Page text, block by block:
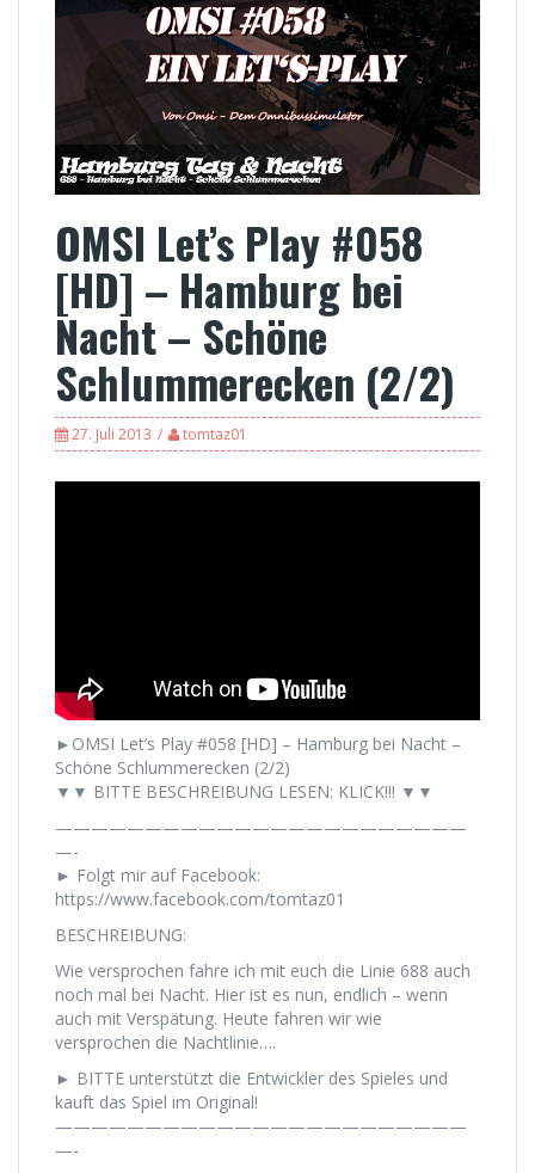
OMSI Let’s Play #058
[HD] – Hamburg bei
Nacht – Schöne
Schlummerecken (2/2)
27. Juli 2013 tomtaz01
►OMSI Let’s Play #058 [HD] – Hamburg bei Nacht –
Schöne Schlummerecken (2/2)
▼▼ BITTE BESCHREIBUNG LESEN: KLICK!!! ▼▼
———————————————————————
—-
► Folgt mir auf Facebook:
https://www.facebook.com/tomtaz01
BESCHREIBUNG:
Wie versprochen fahre ich mit euch die Linie 688 auch
noch mal bei Nacht. Hier ist es nun, endlich – wenn
auch mit Verspätung. Heute fahren wir wie
versprochen die Nachtlinie….
► BITTE unterstützt die Entwickler des Spieles und
kauft das Spiel im Original!
———————————————————————
—-